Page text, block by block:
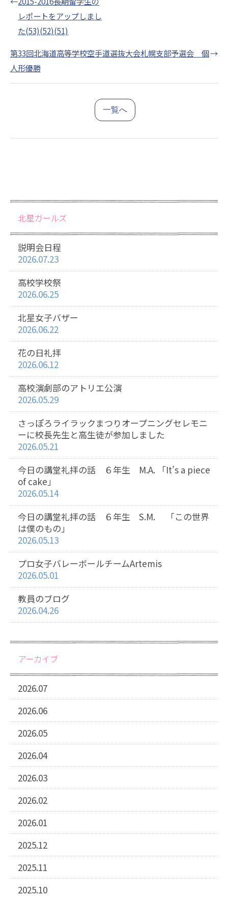
レポートをアップしまし
た(53)(52)(51)
第33回北海道高等学校空手道選抜大会札幌支部予選会 個
人形優勝
→
一覧へ
北星ガールズ
説明会日程
2026.07.23
高校学校祭
2026.06.25
北星女子バザー
2026.06.22
花の日礼拝
2026.06.12
高校演劇部のアトリエ公演
2026.05.29
さっぽろライラックまつりオープニングセレモニ
ーに校長先生と高生徒が参加しました
2026.05.21
今日の講堂礼拝の話 ６年生 M.A. 「It’s a piece
of cake」
2026.05.14
今日の講堂礼拝の話 ６年生 S.M. 「この世界
は僕のもの」
2026.05.13
プロ女子バレーボールチームArtemis
2026.05.01
教員のブログ
2026.04.26
アーカイブ
2026.07
2026.06
2026.05
2026.04
2026.03
2026.02
2026.01
2025.12
2025.11
2025.10